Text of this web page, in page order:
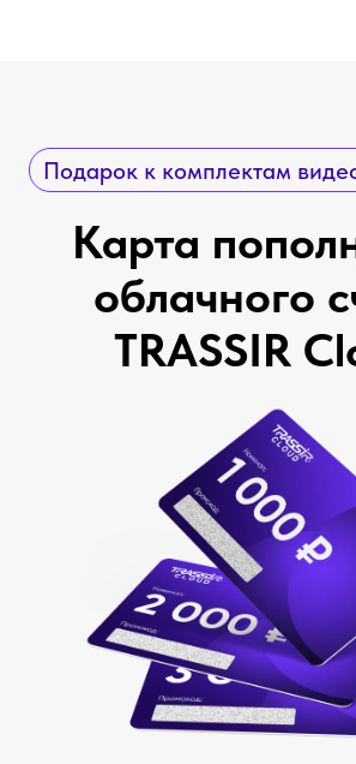
Для активации карты зарегистрируйтесь или
войдите вличный кабинет , перейдите в
раздел «Мой баланс» и введите код в
соответствующее поле.
оплаты записи и хранения архива в облаке от
3 до 12 месяцев.